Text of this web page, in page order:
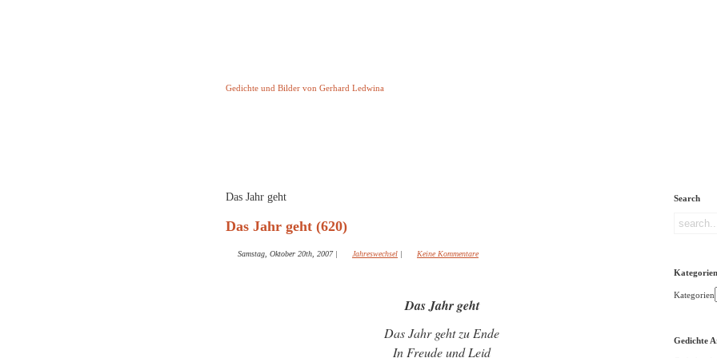
Gedichte und Bilder von Gerhard Ledwina
Das Jahr geht
Das Jahr geht (620)
Samstag, Oktober 20th, 2007| Jahreswechsel | Keine Kommentare
Das Jahr geht
Das Jahr geht zu Ende
In Freude und Leid
Search
Kategorien
Kategorien
Gedichte